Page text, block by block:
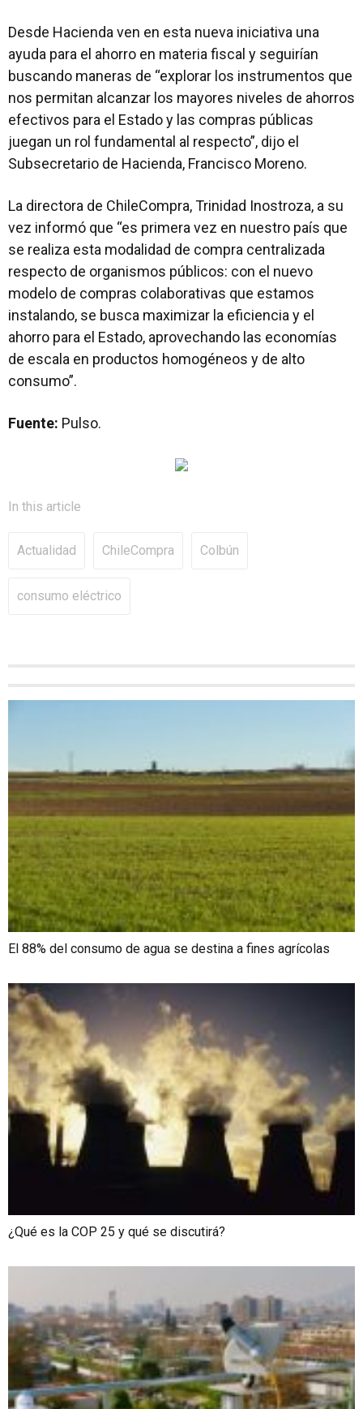
Desde Hacienda ven en esta nueva iniciativa una
ayuda para el ahorro en materia fiscal y seguirían
buscando maneras de “explorar los instrumentos que
nos permitan alcanzar los mayores niveles de ahorros
efectivos para el Estado y las compras públicas
juegan un rol fundamental al respecto”, dijo el
Subsecretario de Hacienda, Francisco Moreno.
La directora de ChileCompra, Trinidad Inostroza, a su
vez informó que “es primera vez en nuestro país que
se realiza esta modalidad de compra centralizada
respecto de organismos públicos: con el nuevo
modelo de compras colaborativas que estamos
instalando, se busca maximizar la eficiencia y el
ahorro para el Estado, aprovechando las economías
de escala en productos homogéneos y de alto
consumo”.
Fuente: Pulso.
In this article
Actualidad ChileCompra Colbún
consumo eléctrico
El 88% del consumo de agua se destina a fines agrícolas
¿Qué es la COP 25 y qué se discutirá?